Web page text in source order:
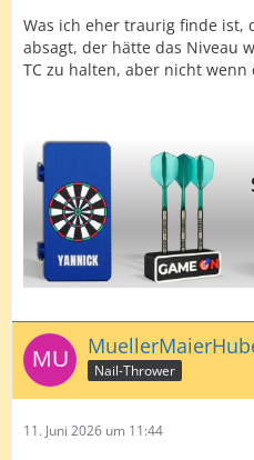
Was ich eher traurig finde ist,
absagt, der hätte das Niveau
TC zu halten, aber nicht wenn
Nail-Thrower
11. Juni 2026 um 11:44